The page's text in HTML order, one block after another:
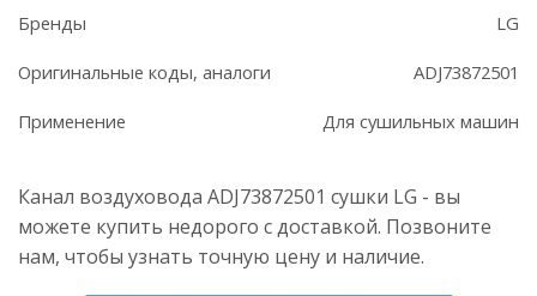
Бренды LG
Оригинальные коды, аналоги ADJ73872501
Применение Для сушильных машин
Канал воздуховода ADJ73872501 сушки LG - вы
можете купить недорого с доставкой. Позвоните
нам, чтобы узнать точную цену и наличие.